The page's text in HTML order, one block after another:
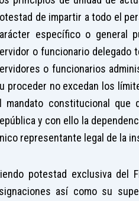
de impartir a todo el
específico o general
o funcionario delegado
o funcionarios
proceder no excedan los
mandato constitucional que
y con ello la
representante legal de la
potestad exclusiva del
así como su